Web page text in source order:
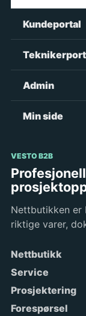
Kundeportal
Admin
Min side
VESTO B2B
Nettbutikken
riktige varer,
Nettbutikk
Service
Prosjektering
Forespørsel